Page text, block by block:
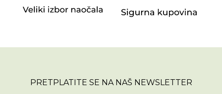
PRETPLATITE SE NA NAŠ NEWSLETTER